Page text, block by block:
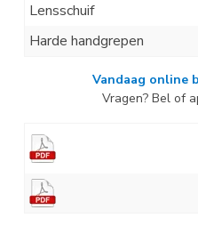
Lensschuif
Harde handgrepen
Vandaag online
Vragen? Bel of